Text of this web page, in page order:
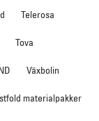
Telerosa
Tova
Växbolin
materialpakker